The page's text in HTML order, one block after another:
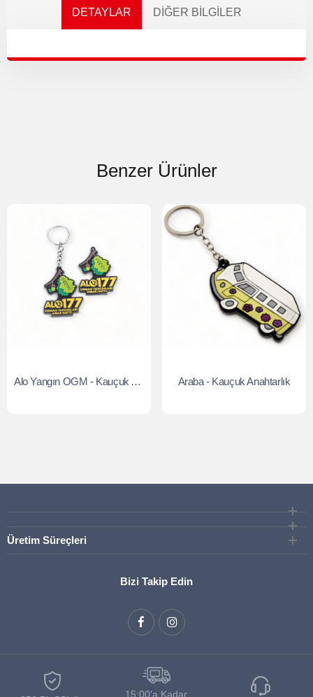
DETAYLAR DIĞER BILGILER
Benzer Ürünler
Alo Yangın OGM - Kauçuk Anahtarlık Araba - Kauçuk Anahtarlık
Üretim Süreçleri
Bizi Takip Edin
15:00'a Kadar